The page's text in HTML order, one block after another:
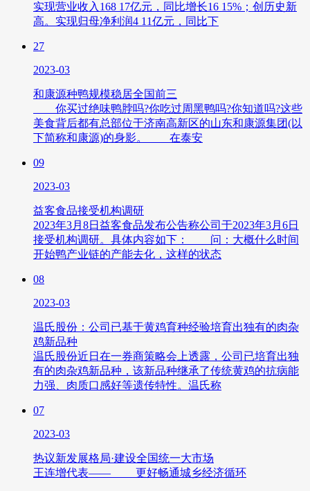
实现营业收入168 17亿元，同比增长16 15%；创历史新
高。实现归母净利润4 11亿元，同比下
27
2023-03
和康源种鸭规模稳居全国前三
你买过绝味鸭脖吗?你吃过周黑鸭吗?你知道吗?这些
美食背后都有总部位于济南高新区的山东和康源集团(以
下简称和康源)的身影。 在泰安
09
2023-03
益客食品接受机构调研
2023年3月8日益客食品发布公告称公司于2023年3月6日
接受机构调研。具体内容如下： 问：大概什么时间
开始鸭产业链的产能去化，这样的状态
08
2023-03
温氏股份：公司已基于黄鸡育种经验培育出独有的肉杂
鸡新品种
温氏股份近日在一券商策略会上透露，公司已培育出独
有的肉杂鸡新品种，该新品种继承了传统黄鸡的抗病能
力强、肉质口感好等遗传特性。温氏称
07
2023-03
热议新发展格局·建设全国统一大市场
王连增代表—— 更好畅通城乡经济循环